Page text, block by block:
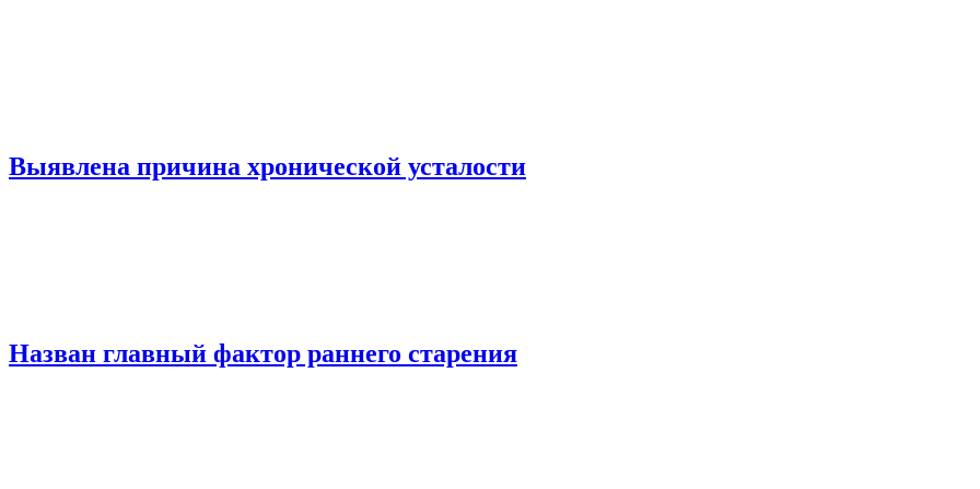
Выявлена причина хронической усталости
Назван главный фактор раннего старения